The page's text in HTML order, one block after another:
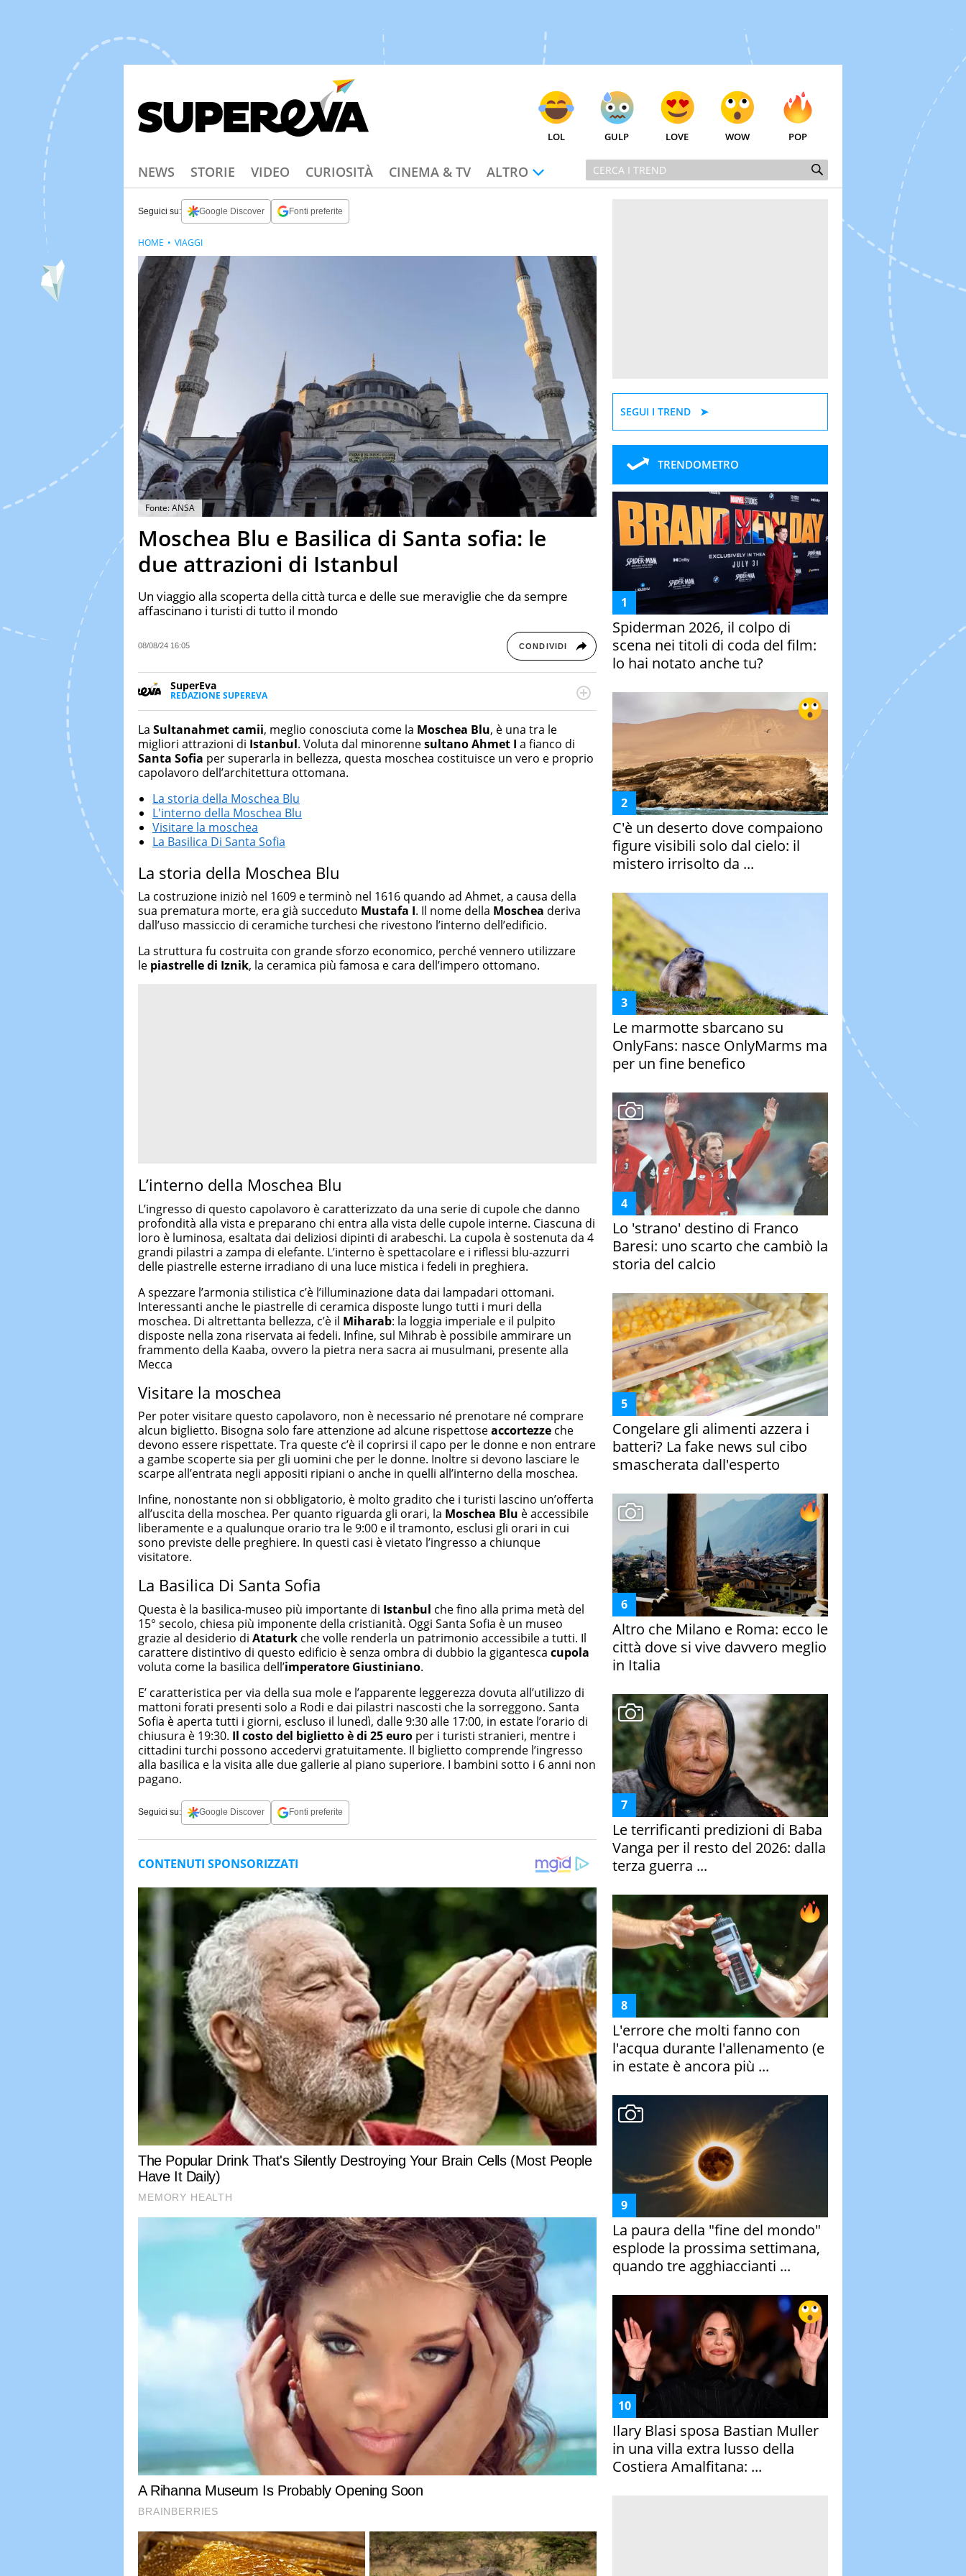
LOL GULP LOVE WOW POP
NEWS STORIE VIDEO CURIOSITÀ CINEMA & TV ALTRO
Seguici su: Google Discover Fonti preferite
Fonte: ANSA
Moschea Blu e Basilica di Santa sofia: le
due attrazioni di Istanbul
Un viaggio alla scoperta della città turca e delle sue meraviglie che da sempre
affascinano i turisti di tutto il mondo
08/08/24 16:05 CONDIVIDI
SuperEva
REDAZIONE SUPEREVA
SuperEva è il magazine di Italiaonline dedicato a trend, curiosità, entertainment e “feel-
cerca di notizie originali. Dalle tendenze del momento ai fatti più strani alle scoperte
più divertenti: mille storie da scoprire ogni giorno”
HOME VIAGGI
La Sultanahmet camii, meglio conosciuta come la Moschea Blu, è una tra le
migliori attrazioni di Istanbul. Voluta dal minorennesultano Ahmet I a fianco di
Santa Sofia per superarla in bellezza, questa moschea costituisce un vero e proprio
capolavoro dell’architettura ottomana.
La storia della Moschea Blu
L'interno della Moschea Blu
Visitare la moschea
La Basilica Di Santa Sofia
La storia della Moschea Blu
La costruzione iniziò nel 1609 e terminò nel 1616 quando ad Ahmet, a causa della
sua prematura morte, era già succeduto Mustafa I. Il nome della Moschea deriva
dall’uso massiccio di ceramiche turchesi che rivestono l’interno dell’edificio.
La struttura fu costruita con grande sforzo economico, perché vennero utilizzare
le piastrelle di Iznik, la ceramica più famosa e cara dell’impero ottomano.
L’interno della Moschea Blu
L’ingresso di questo capolavoro è caratterizzato da una serie di cupole che danno
profondità alla vista e preparano chi entra alla vista delle cupole interne. Ciascuna di
loro è luminosa, esaltata dai deliziosi dipinti di arabeschi. La cupola è sostenuta da 4
grandi pilastri a zampa di elefante. L’interno è spettacolare e i riflessi blu-azzurri
delle piastrelle esterne irradiano di una luce mistica i fedeli in preghiera.
A spezzare l’armonia stilistica c’è l’illuminazione data dai lampadari ottomani.
Interessanti anche le piastrelle di ceramica disposte lungo tutti i muri della
moschea. Di altrettanta bellezza, c’è il Miharab: la loggia imperiale e il pulpito
disposte nella zona riservata ai fedeli. Infine, sul Mihrab è possibile ammirare un
frammento della Kaaba, ovvero la pietra nera sacra ai musulmani, presente alla
Mecca
Visitare la moschea
Per poter visitare questo capolavoro, non è necessario né prenotare né comprare
alcun biglietto. Bisogna solo fare attenzione ad alcune rispettoseaccortezze che
devono essere rispettate. Tra queste c’è il coprirsi il capo per le donne e non entrare
a gambe scoperte sia per gli uomini che per le donne. Inoltre si devono lasciare le
scarpe all’entrata negli appositi ripiani o anche in quelli all’interno della moschea.
Infine, nonostante non si obbligatorio, è molto gradito che i turisti lascino un’offerta
all’uscita della moschea. Per quanto riguarda gli orari, la Moschea Blu è accessibile
liberamente e a qualunque orario tra le 9:00 e il tramonto, esclusi gli orari in cui
sono previste delle preghiere. In questi casi è vietato l’ingresso a chiunque
visitatore.
La Basilica Di Santa Sofia
Questa è la basilica-museo più importante di Istanbul che fino alla prima metà del
15° secolo, chiesa più imponente della cristianità. Oggi Santa Sofia è un museo
grazie al desiderio di Ataturk che volle renderla un patrimonio accessibile a tutti. Il
carattere distintivo di questo edificio è senza ombra di dubbio la gigantesca cupola
voluta come la basilica dell’imperatore Giustiniano.
E’ caratteristica per via della sua mole e l’apparente leggerezza dovuta all’utilizzo di
mattoni forati presenti solo a Rodi e dai pilastri nascosti che la sorreggono. Santa
Sofia è aperta tutti i giorni, escluso il lunedì, dalle 9:30 alle 17:00, in estate l’orario di
chiusura è 19:30. Il costo del biglietto è di 25 euro per i turisti stranieri, mentre i
cittadini turchi possono accedervi gratuitamente. Il biglietto comprende l’ingresso
alla basilica e la visita alle due gallerie al piano superiore. I bambini sotto i 6 anni non
pagano.
Seguici su: Google Discover Fonti preferite
SEGUI I TREND
TRENDOMETRO
Spiderman 2026, il colpo di
scena nei titoli di coda del film:
lo hai notato anche tu?
C'è un deserto dove compaiono
figure visibili solo dal cielo: il
mistero irrisolto da ...
Le marmotte sbarcano su
OnlyFans: nasce OnlyMarms ma
per un fine benefico
Lo 'strano' destino di Franco
Baresi: uno scarto che cambiò la
storia del calcio
Congelare gli alimenti azzera i
batteri? La fake news sul cibo
smascherata dall'esperto
Altro che Milano e Roma: ecco le
città dove si vive davvero meglio
in Italia
Le terrificanti predizioni di Baba
Vanga per il resto del 2026: dalla
terza guerra ...
L'errore che molti fanno con
l'acqua durante l'allenamento (e
in estate è ancora più ...
La paura della "fine del mondo"
esplode la prossima settimana,
quando tre agghiaccianti ...
Ilary Blasi sposa Bastian Muller
in una villa extra lusso della
Costiera Amalfitana: ...